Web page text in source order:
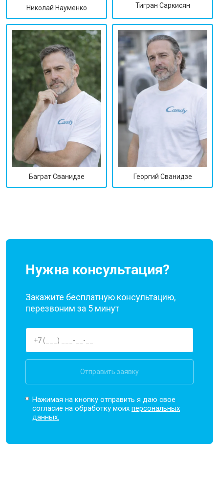
Николай Науменко Тигран Саркисян
Баграт Сванидзе Георгий Сванидзе
Нужна консультация?
Закажите бесплатную консультацию,
перезвоним за 5 минут
Отправить заявку
Нажимая на кнопку отправить я даю свое
согласие на обработку моихперсональных
данных.